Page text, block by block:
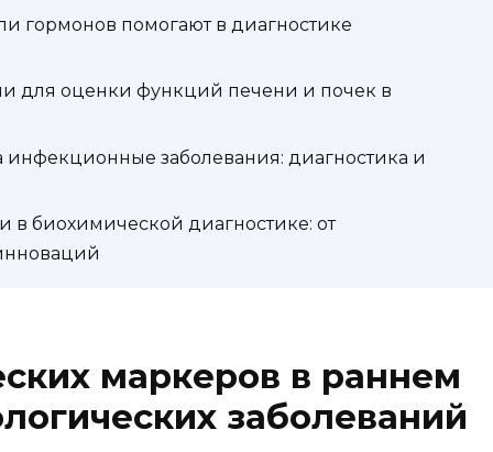
гормонов помогают в диагностике
для оценки функций печени и почек в
инфекционные заболевания: диагностика и
в биохимической диагностике: от
маркеров в раннем
заболеваний